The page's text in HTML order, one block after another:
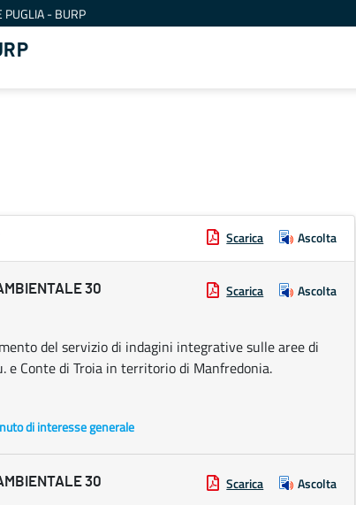
PUGLIA - BURP
Scarica Ascolta
30
Scarica Ascolta
del servizio di indagini integrative sulle aree di
e Conte di Troia in territorio di Manfredonia.
di interesse generale
30
Scarica Ascolta